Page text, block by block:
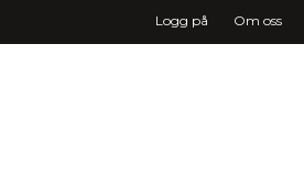
Logg på Om oss